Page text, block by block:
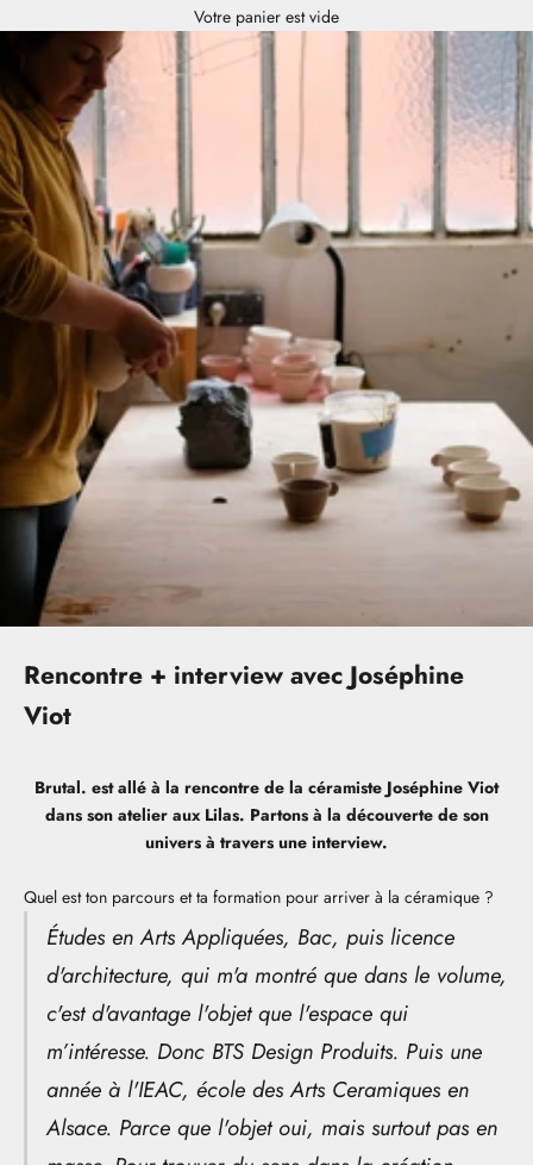
Votre panier est vide
Rencontre + interview avec Joséphine
Viot
Brutal. est allé à la rencontre de la céramiste Joséphine Viot
dans son atelier aux Lilas. Partons à la découverte de son
univers à travers une interview.
Quel est ton parcours et ta formation pour arriver à la céramique ?
Études en Arts Appliquées, Bac, puis licence
d'architecture, qui m'a montré que dans le volume,
c'est d'avantage l'objet que l'espace qui
m’intéresse. Donc BTS Design Produits. Puis une
année à l'IEAC, école des Arts Ceramiques en
Alsace. Parce que l'objet oui, mais surtout pas en